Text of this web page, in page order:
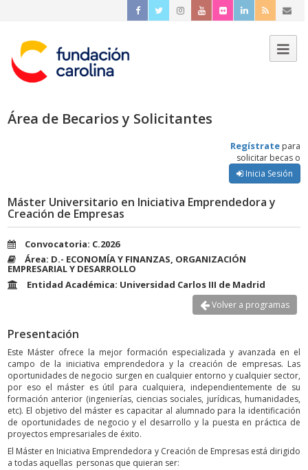
Área de Becarios y Solicitantes
Regístrate para
solicitar becas o
Inicia Sesión
Máster Universitario en Iniciativa Emprendedora y
Creación de Empresas
Convocatoria: C.2026
Área: D.- ECONOMÍA Y FINANZAS, ORGANIZACIÓN
EMPRESARIAL Y DESARROLLO
Entidad Académica: Universidad Carlos III de Madrid
Volver a programas
Presentación
Este Máster ofrece la mejor formación especializada y avanzada en el
campo de la iniciativa emprendedora y la creación de empresas. Las
oportunidades de negocio surgen en cualquier entorno y cualquier sector,
por eso el máster es útil para cualquiera, independientemente de su
formación anterior (ingenierías, ciencias sociales, jurídicas, humanidades,
etc). El objetivo del máster es capacitar al alumnado para la identificación
de oportunidades de negocio y el desarrollo y la puesta en práctica de
proyectos empresariales de éxito.
El Máster en Iniciativa Emprendedora y Creación de Empresas está dirigido
a todas aquellas personas que quieran ser: